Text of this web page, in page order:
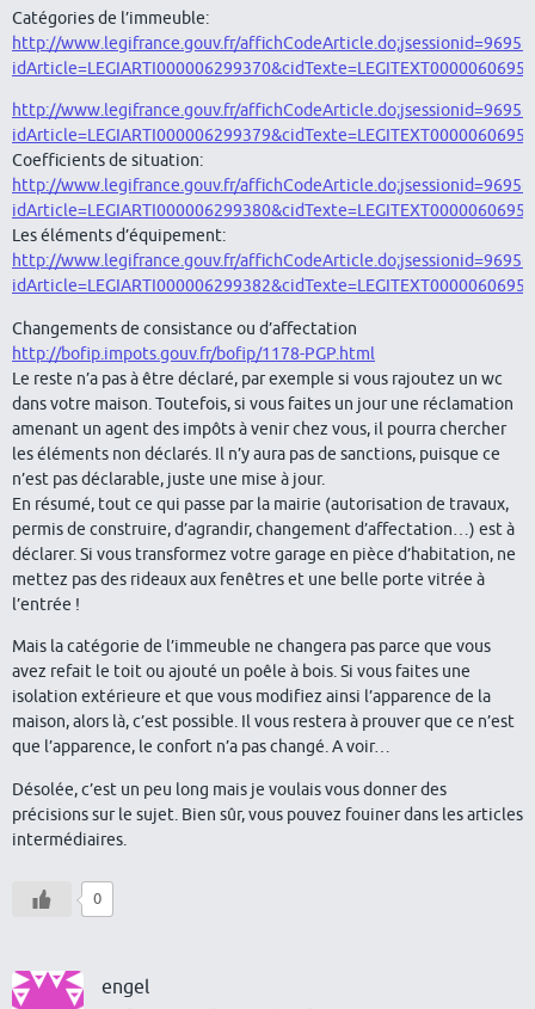
Catégories de l’immeuble:
http://www.legifrance.gouv.fr/
http://www.legifrance.gouv.fr/
Coefficients de situation:
http://www.legifrance.gouv.fr/
Les éléments d’équipement:
http://www.legifrance.gouv.fr/
Changements de consistance ou d’affectation
http://bofip.impots.gouv.fr/bofip/1178-PGP.html
Le reste n’a pas à être déclaré, par exemple si vous rajoutez un wc
dans votre maison. Toutefois, si vous faites un jour une réclamation
amenant un agent des impôts à venir chez vous, il pourra chercher
les éléments non déclarés. Il n’y aura pas de sanctions, puisque ce
n’est pas déclarable, juste une mise à jour.
En résumé, tout ce qui passe par la mairie (autorisation de travaux,
permis de construire, d’agrandir, changement d’affectation…) est à
déclarer. Si vous transformez votre garage en pièce d’habitation, ne
mettez pas des rideaux aux fenêtres et une belle porte vitrée à
l’entrée !
Mais la catégorie de l’immeuble ne changera pas parce que vous
avez refait le toit ou ajouté un poêle à bois. Si vous faites une
isolation extérieure et que vous modifiez ainsi l’apparence de la
maison, alors là, c’est possible. Il vous restera à prouver que ce n’est
que l’apparence, le confort n’a pas changé. A voir…
Désolée, c’est un peu long mais je voulais vous donner des
précisions sur le sujet. Bien sûr, vous pouvez fouiner dans les articles
intermédiaires.
0
engel